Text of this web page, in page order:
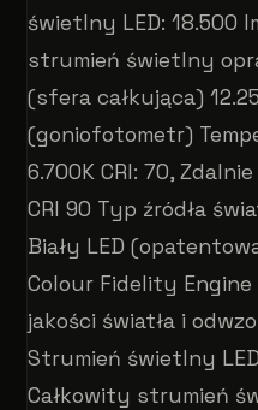
świetlny LED: 18.500
strumień świetlny
(sfera całkująca)
(goniofotometr)
6.700K CRI: 70,
CRI 90 Typ źródła
Biały LED
Colour Fidelity
jakości światła i
Strumień świetlny
Całkowity strumień